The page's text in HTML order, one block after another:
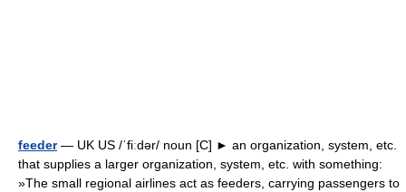
feeder— UK US /ˈfiːdər/ noun [C] ► an organization, system, etc.
that supplies a larger organization, system, etc. with something:
»The small regional airlines act as feeders, carrying passengers to